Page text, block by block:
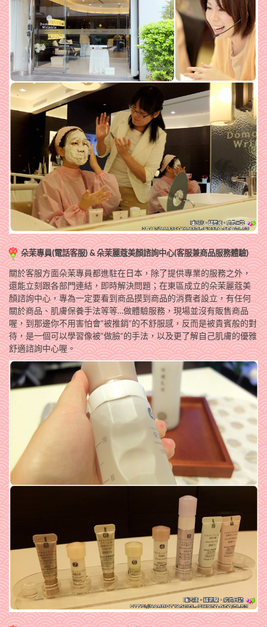
朵茉專員(電話客服) & 朵茉麗蔻美顏諮詢中心(客服兼商品服務體驗)
關於客服方面朵茉專員都進駐在日本，除了提供專業的服務之外，
還能立刻跟各部門連結，即時解決問題；在東區成立的朵茉麗蔻美
顏諮詢中心，專為一定要看到商品摸到商品的消費者設立，有任何
關於商品、肌膚保養手法等等…做體驗服務，現場並沒有販售商品
喔，到那邊你不用害怕會”被推銷”的不舒服感，反而是被貴賓般的對
待，是一個可以學習像被”做臉”的手法，以及更了解自己肌膚的優雅
舒適諮詢中心喔。